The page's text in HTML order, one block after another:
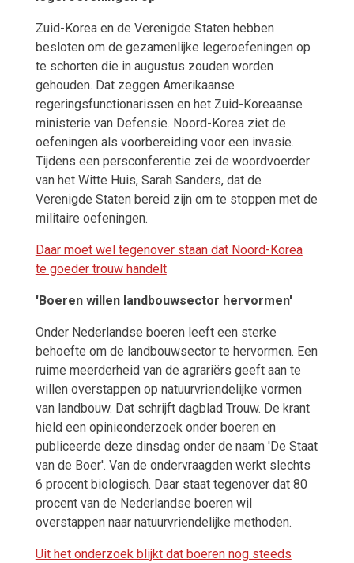
Zuid-Korea en de Verenigde Staten hebben
besloten om de gezamenlijke legeroefeningen op
te schorten die in augustus zouden worden
gehouden. Dat zeggen Amerikaanse
regeringsfunctionarissen en het Zuid-Koreaanse
ministerie van Defensie. Noord-Korea ziet de
oefeningen als voorbereiding voor een invasie.
Tijdens een persconferentie zei de woordvoerder
van het Witte Huis, Sarah Sanders, dat de
Verenigde Staten bereid zijn om te stoppen met de
militaire oefeningen.
Daar moet wel tegenover staan dat Noord-Korea
te goeder trouw handelt
'Boeren willen landbouwsector hervormen'
Onder Nederlandse boeren leeft een sterke
behoefte om de landbouwsector te hervormen. Een
ruime meerderheid van de agrariërs geeft aan te
willen overstappen op natuurvriendelijke vormen
van landbouw. Dat schrijft dagblad Trouw. De krant
hield een opinieonderzoek onder boeren en
publiceerde deze dinsdag onder de naam 'De Staat
van de Boer'. Van de ondervraagden werkt slechts
6 procent biologisch. Daar staat tegenover dat 80
procent van de Nederlandse boeren wil
overstappen naar natuurvriendelijke methoden.
Uit het onderzoek blijkt dat boeren nog steeds